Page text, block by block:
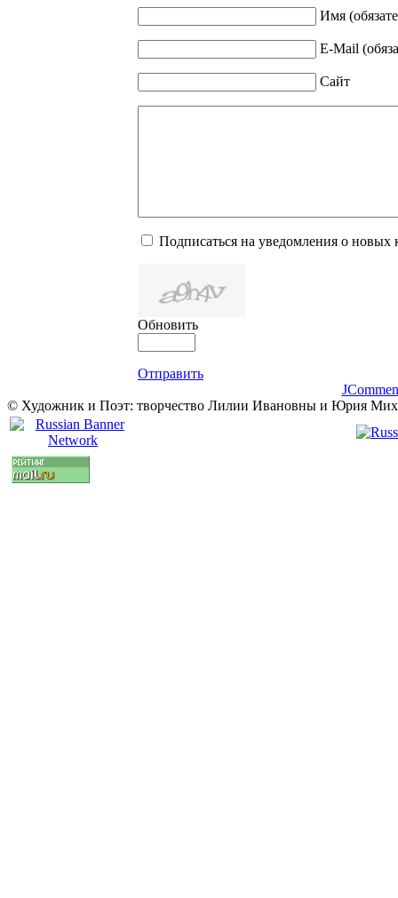
Имя
E-Mail
Сайт
Подписаться на уведомления о новых
Обновить
Отправить
© Художник и Поэт: творчество Лилии Ивановны и Юрия